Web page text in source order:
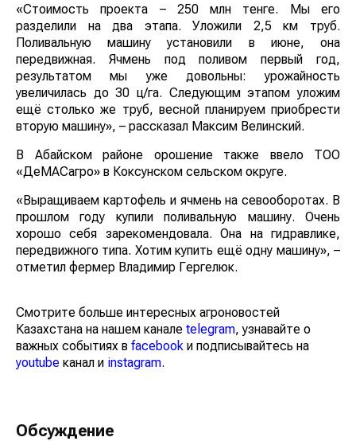
«Стоимость проекта – 250 млн тенге. Мы его
разделили на два этапа. Уложили 2,5 км труб.
Поливальную машину установили в июне, она
передвижная. Ячмень под поливом первый год,
результатом мы уже довольны: урожайность
увеличилась до 30 ц/га. Следующим этапом уложим
ещё столько же труб, весной планируем приобрести
вторую машину», – рассказал Максим Велинский.
В Абайском районе орошение также ввело ТОО
«ДеМАСагро» в Коксунском сельском округе.
«Выращиваем картофель и ячмень на севооборотах. В
прошлом году купили поливальную машину. Очень
хорошо себя зарекомендовала. Она на гидравлике,
передвижного типа. Хотим купить ещё одну машину», –
отметил фермер Владимир Гергелюк.
Смотрите больше интересных агроновостей
Казахстана на нашем канале telegram, узнавайте о
важных событиях в facebook и подписывайтесь на
youtube канал и instagram.
Обсуждение